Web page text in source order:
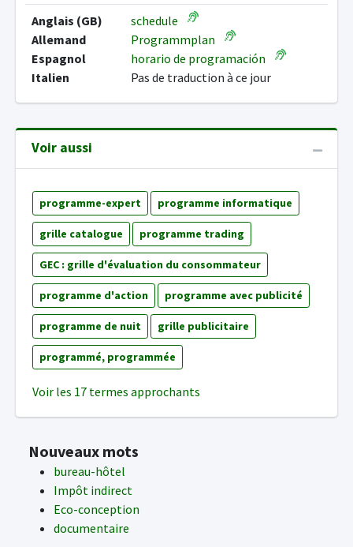
Anglais (GB)
schedule
Allemand
Programmplan
Espagnol
horario de programación
Italien
Pas de traduction à ce jour
Voir aussi
programme-expert programme informatique
grille catalogue programme trading
GEC : grille d'évaluation du consommateur
programme d'action programme avec publicité
programme de nuit grille publicitaire
programmé, programmée
Voir les 17 termes approchants
Nouveaux mots
bureau-hôtel
Impôt indirect
Eco-conception
documentaire